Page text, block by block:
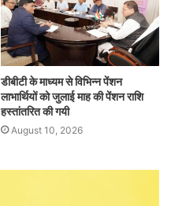
डीबीटी के माध्यम से विभिन्न पेंशन
लाभार्थियों को जुलाई माह की पेंशन राशि
हस्तांतरित की गयी
August 10, 2026